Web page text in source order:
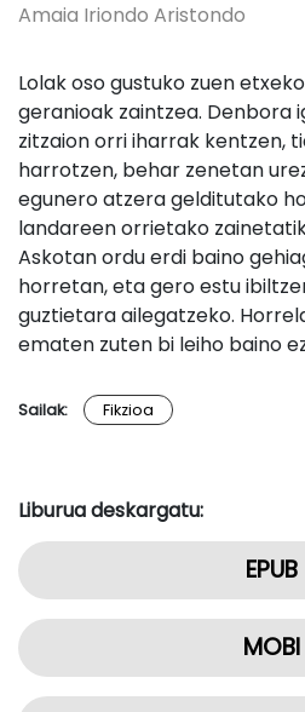
Amaia Iriondo Aristondo
Lolak oso gustuko zuen
geranioak zaintzea. Denbora
zitzaion orri iharrak kentzen,
harrotzen, behar zenetan
egunero atzera gelditutako
landareen orrietako
Askotan ordu erdi baino
horretan, eta gero estu
guztietara ailegatzeko.
ematen zuten bi leiho baino
Sailak: Fikzioa
Liburua deskargatu:
EPUB
MOBI